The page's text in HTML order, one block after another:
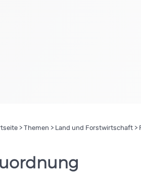
> Themen > Land und Forstwirtschaft>